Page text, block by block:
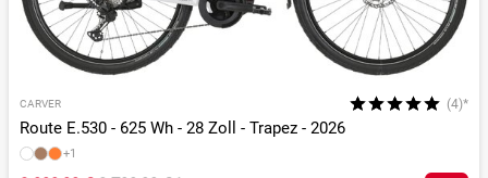
CARVER (4)*
Route E.530 - 625 Wh - 28 Zoll - Trapez - 2026
+1